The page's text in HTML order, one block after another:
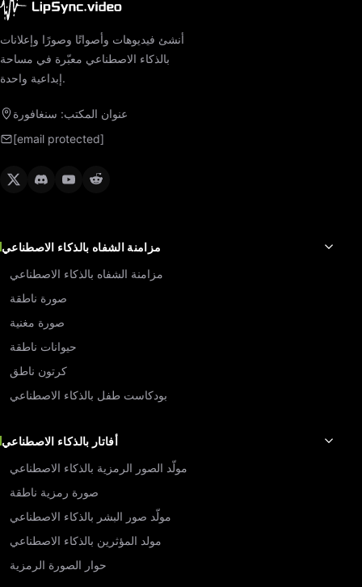
أنشئ فيديوهات وأصواتًا وصورًا وإعلانات
بالذكاء الاصطناعي معبّرة في مساحة
إبداعية واحدة.
عنوان المكتب: سنغافورة
[email protected]
مزامنة الشفاه بالذكاء الاصطناعي
مزامنة الشفاه بالذكاء الاصطناعي
صورة ناطقة
صورة مغنية
حيوانات ناطقة
كرتون ناطق
بودكاست طفل بالذكاء الاصطناعي
أفاتار بالذكاء الاصطناعي
مولّد الصور الرمزية بالذكاء الاصطناعي
صورة رمزية ناطقة
مولّد صور البشر بالذكاء الاصطناعي
مولد المؤثرين بالذكاء الاصطناعي
حوار الصورة الرمزية